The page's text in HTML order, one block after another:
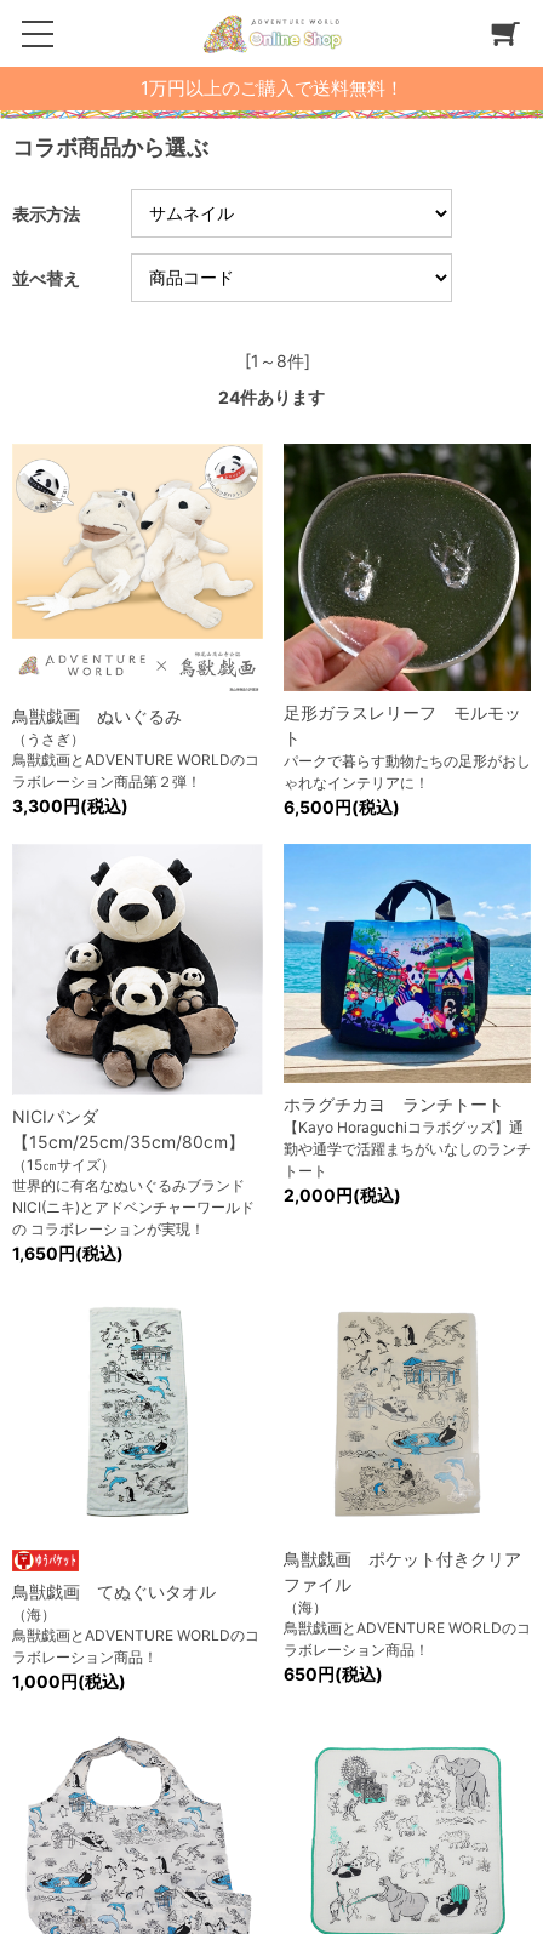
1万円以上のご購入で送料無料！
コラボ商品から選ぶ
表示方法
並べ替え
[1～8件]
24件あります
鳥獣戯画 ぬいぐるみ
（うさぎ）
鳥獣戯画とADVENTURE WORLDのコ
ラボレーション商品第２弾！
3,300円(税込)
足形ガラスレリーフ モルモッ
ト
パークで暮らす動物たちの足形がおし
ゃれなインテリアに！
6,500円(税込)
NICIパンダ
【15cm/25cm/35cm/80cm】
（15㎝サイズ）
世界的に有名なぬいぐるみブランド
NICI(ニキ)とアドベンチャーワールド
の コラボレーションが実現！
1,650円(税込)
ホラグチカヨ ランチトート
【Kayo Horaguchiコラボグッズ】通
勤や通学で活躍まちがいなしのランチ
トート
2,000円(税込)
鳥獣戯画 てぬぐいタオル
（海）
鳥獣戯画とADVENTURE WORLDのコ
ラボレーション商品！
1,000円(税込)
鳥獣戯画 ポケット付きクリア
ファイル
（海）
鳥獣戯画とADVENTURE WORLDのコ
ラボレーション商品！
650円(税込)